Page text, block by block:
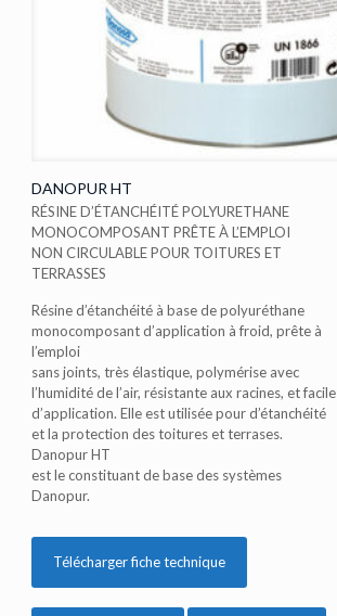
DANOPUR HT
RÉSINE D’ÉTANCHÉITÉ POLYURETHANE
MONOCOMPOSANT PRÊTE À L’EMPLOI
NON CIRCULABLE POUR TOITURES ET
TERRASSES
Résine d’étanchéité à base de polyuréthane
monocomposant d’application à froid, prête à
l’emploi
sans joints, très élastique, polymérise avec
l’humidité de l’air, résistante aux racines, et facile
d’application. Elle est utilisée pour d’étanchéité
et la protection des toitures et terrases.
Danopur HT
est le constituant de base des systèmes
Danopur.
Télécharger fiche technique